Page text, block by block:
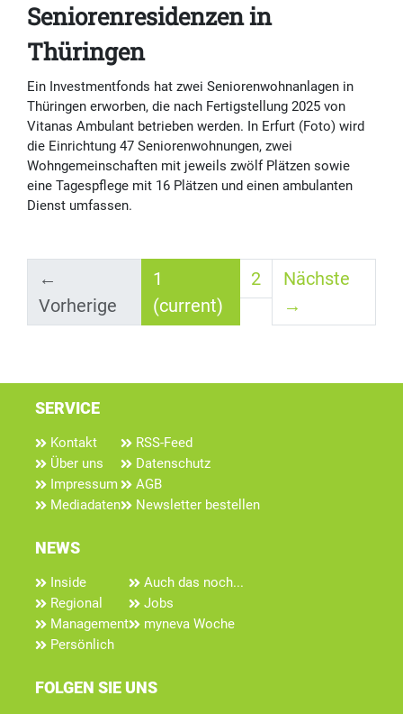
Seniorenresidenzen in
Thüringen
Ein Investmentfonds hat zwei Seniorenwohnanlagen in
Thüringen erworben, die nach Fertigstellung 2025 von
Vitanas Ambulant betrieben werden. In Erfurt (Foto) wird
die Einrichtung 47 Seniorenwohnungen, zwei
Wohngemeinschaften mit jeweils zwölf Plätzen sowie
eine Tagespflege mit 16 Plätzen und einen ambulanten
Dienst umfassen.
←
Vorherige
1
(current)
2
Nächste
→
SERVICE
Kontakt
Über uns
Impressum
Mediadaten
RSS-Feed
Datenschutz
AGB
Newsletter bestellen
NEWS
Inside
Regional
Management
Persönlich
Auch das noch...
Jobs
myneva Woche
FOLGEN SIE UNS